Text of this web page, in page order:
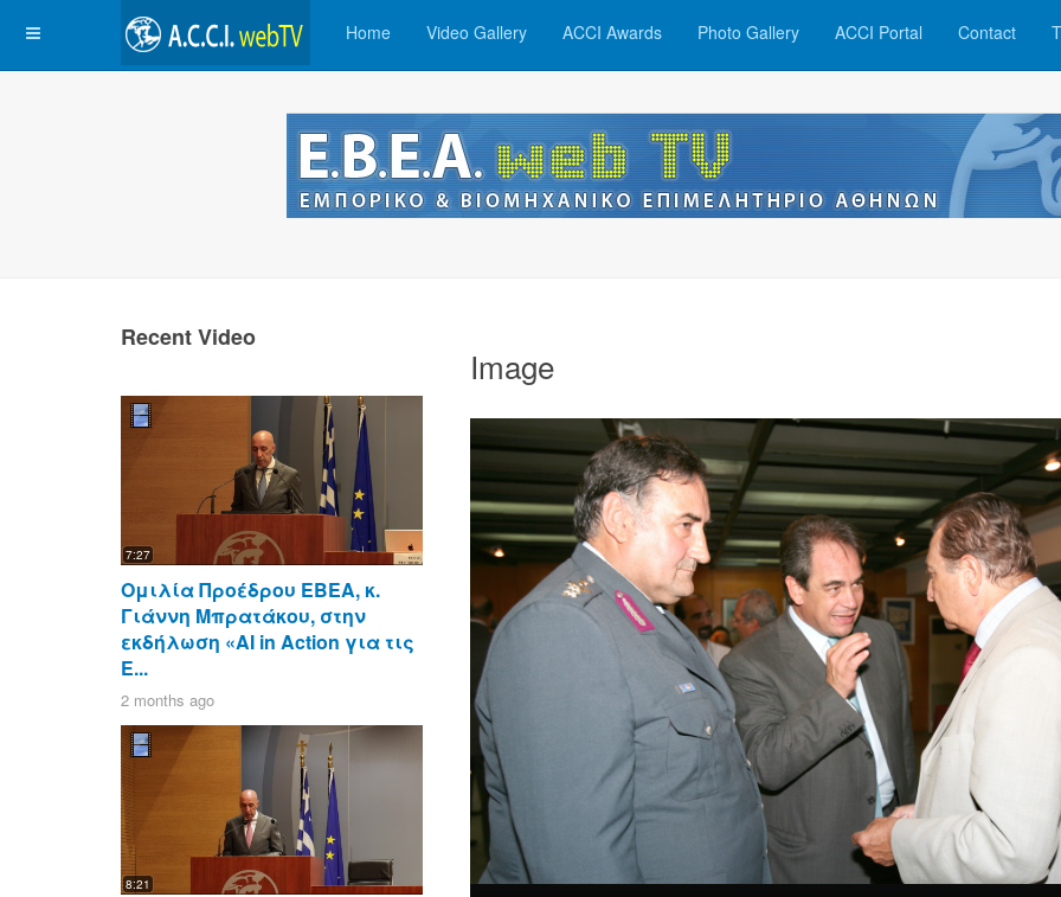
Home Video Gallery ACCI Awards Photo Gallery ACCI Portal Contact
Image
Recent Video
7:27
Ομιλία Προέδρου ΕΒΕΑ, κ.
Γιάννη Μπρατάκου, στην
εκδήλωση «AI in Action για τις
Ε...
2 months ago
8:21